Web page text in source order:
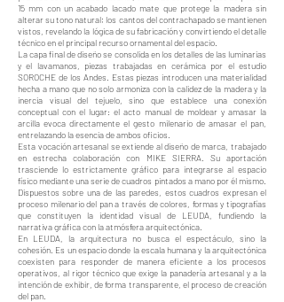
15 mm con un acabado lacado mate que protege la madera sin
alterar su tono natural; los cantos del contrachapado se mantienen
vistos, revelando la lógica de su fabricación y convirtiendo el detalle
técnico en el principal recurso ornamental del espacio.
La capa final de diseño se consolida en los detalles de las luminarias
y el lavamanos, piezas trabajadas en cerámica por el estudio
SOROCHE de los Andes. Estas piezas introducen una materialidad
hecha a mano que no solo armoniza con la calidez de la madera y la
inercia visual del tejuelo, sino que establece una conexión
conceptual con el lugar: el acto manual de moldear y amasar la
arcilla evoca directamente el gesto milenario de amasar el pan,
entrelazando la esencia de ambos oficios.
Esta vocación artesanal se extiende al diseño de marca, trabajado
en estrecha colaboración con MIKE SIERRA. Su aportación
trasciende lo estrictamente gráfico para integrarse al espacio
físico mediante una serie de cuadros pintados a mano por él mismo.
Dispuestos sobre una de las paredes, estos cuadros expresan el
proceso milenario del pan a través de colores, formas y tipografías
que constituyen la identidad visual de LEUDA, fundiendo la
narrativa gráfica con la atmósfera arquitectónica.
En LEUDA, la arquitectura no busca el espectáculo, sino la
cohesión. Es un espacio donde la escala humana y la arquitectónica
coexisten para responder de manera eficiente a los procesos
operativos, al rigor técnico que exige la panadería artesanal y a la
intención de exhibir, de forma transparente, el proceso de creación
del pan.